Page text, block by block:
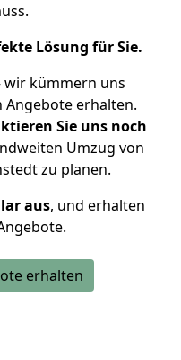
Lösung für Sie.
wir kümmern uns
Angebote erhalten.
Sie uns noch
Umzug von
zu planen.
aus, und erhalten
erhalten